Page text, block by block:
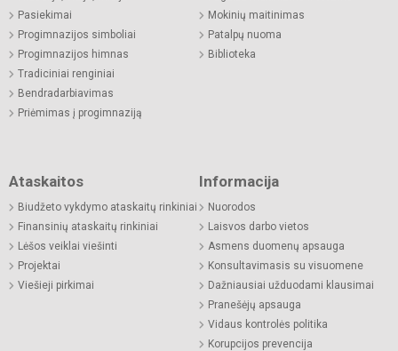
Pasiekimai
Progimnazijos simboliai
Progimnazijos himnas
Tradiciniai renginiai
Bendradarbiavimas
Priėmimas į progimnaziją
Mokinių maitinimas
Patalpų nuoma
Biblioteka
Ataskaitos
Biudžeto vykdymo ataskaitų rinkiniai
Finansinių ataskaitų rinkiniai
Lėšos veiklai viešinti
Projektai
Viešieji pirkimai
Informacija
Nuorodos
Laisvos darbo vietos
Asmens duomenų apsauga
Konsultavimasis su visuomene
Dažniausiai užduodami klausimai
Pranešėjų apsauga
Vidaus kontrolės politika
Korupcijos prevencija